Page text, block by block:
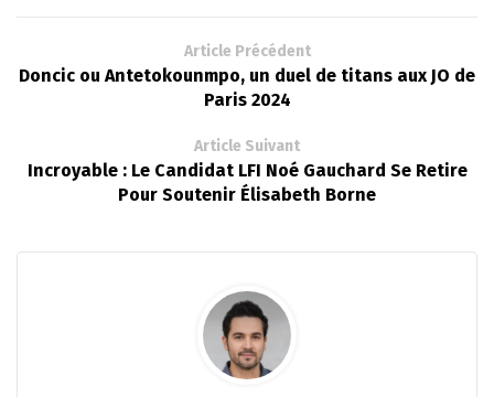
Article Précédent
Doncic ou Antetokounmpo, un duel de titans aux JO de
Paris 2024
Article Suivant
Incroyable : Le Candidat LFI Noé Gauchard Se Retire
Pour Soutenir Élisabeth Borne